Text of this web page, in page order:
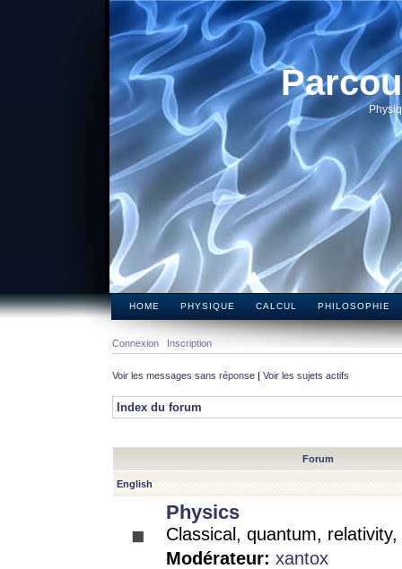
HOME PHYSIQUE CALCUL PHILOSOPHIE
Connexion Inscription
Voir les messages sans réponse | Voir les sujets actifs
Index du forum
Forum
English
Physics
Classical, quantum,
Modérateur: xantox